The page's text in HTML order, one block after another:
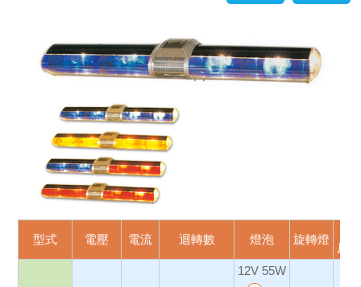
型式 電壓 電流 迴轉數 燈泡 旋轉燈
反
12V 55W